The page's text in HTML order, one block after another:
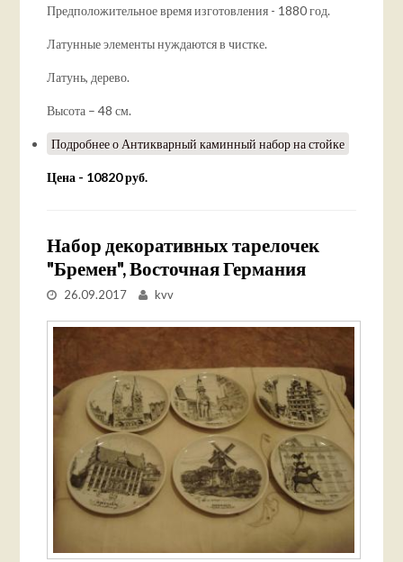
Предположительное время изготовления - 1880 год.
Латунные элементы нуждаются в чистке.
Латунь, дерево.
Высота – 48 см.
Подробнеео Антикварный каминный набор на стойке
Цена - 10820 руб.
Набор декоративных тарелочек
"Бремен", Восточная Германия
26.09.2017 kvv